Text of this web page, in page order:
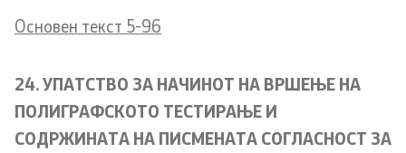
Oсновен текст 5-96
24. УПАТСТВО ЗА НАЧИНОТ НА ВРШЕЊЕ НА
ПОЛИГРАФСКОТО ТЕСТИРАЊЕ И
СОДРЖИНАТА НА ПИСМЕНАТА СОГЛАСНОСТ ЗА